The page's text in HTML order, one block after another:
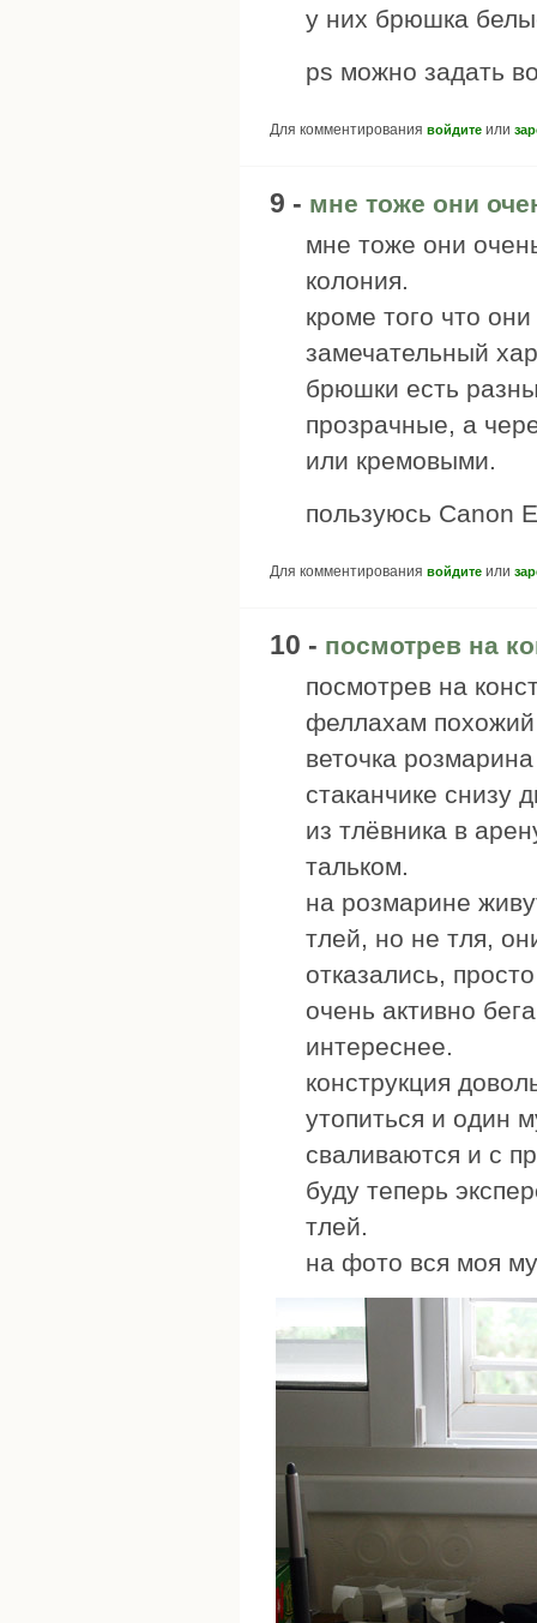
у них брюшка
ps можно задать
Для комментирования войдите или
9 - мне тоже они
мне тоже они
колония.
кроме того что
замечательный
брюшки есть
прозрачные, а
или кремовыми.
пользуюсь Canon
Для комментирования войдите или
10 - посмотрев на
посмотрев на
феллахам похожий
веточка
стаканчике снизу
из тлёвника в
тальком.
на розмарине
тлей, но не тля,
отказались,
очень активно
интереснее.
конструкция
утопиться и один
сваливаются и с
буду теперь
тлей.
на фото вся моя